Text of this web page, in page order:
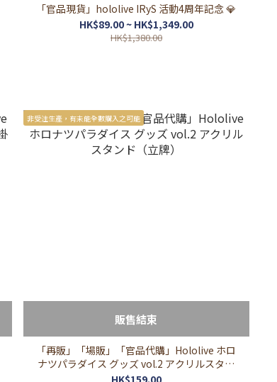
「官品現貨」hololive IRyS 活動4周年記念 💎
HK$89.00 ~ HK$1,349.00
HK$1,380.00
非受注生產，有未能全數購入之可能
販售結束
「再販」「場販」「官品代購」Hololive ホロ
ナツパラダイス グッズ vol.2 アクリルスタン
ド（立牌）
HK$159.00